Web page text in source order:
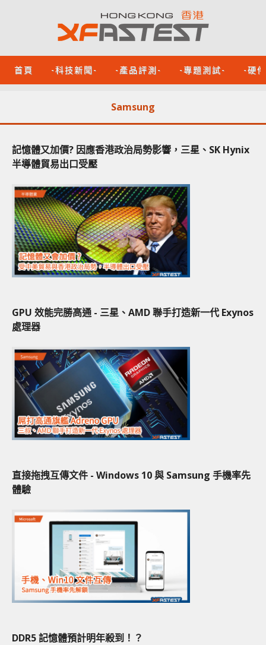
首頁 -科技新聞- -產品評測- -專題測試- -硬
Samsung
記憶體又加價? 因應香港政治局勢影響，三星、SK Hynix
半導體貿易出口受壓
GPU 效能完勝高通 - 三星、AMD 聯手打造新一代 Exynos
處理器
直接拖拽互傳文件 - Windows 10 與 Samsung 手機率先
體驗
DDR5 記憶體預計明年殺到！？